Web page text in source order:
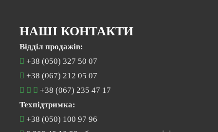
НАШІ КОНТАКТИ
Відділ продажів:
+38 (050) 327 50 07
+38 (067) 212 05 07
+38 (067) 235 47 17
Техпідтримка:
+38 (050) 100 97 96